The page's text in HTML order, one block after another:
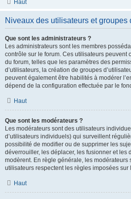
Haut
Niveaux des utilisateurs et groupes
Que sont les administrateurs ?
Les administrateurs sont les membres
contrôle sur le forum. Ces utilisateurs peuvent
du forum, telles que les paramètres des
d’utilisateurs, la création de groupes
peuvent également être habilités à modérer
dépend de la configuration effectuée par le
Haut
Que sont les modérateurs ?
Les modérateurs sont des utilisateurs
d’utilisateurs individuels) qui surveillent
possibilité de modifier ou de supprimer les
déverrouiller, les déplacer, les fusionner et les
modèrent. En règle générale, les modérateurs
utilisateurs respectent les règles imposées sur
Haut